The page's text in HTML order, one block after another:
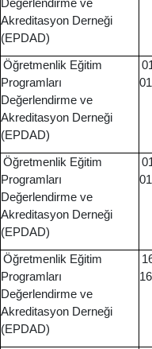
Değerlendirme ve
Akreditasyon Derneği
(EPDAD)
Öğretmenlik Eğitim
Programları
Değerlendirme ve
Akreditasyon Derneği
(EPDAD)
Öğretmenlik Eğitim
Programları
Değerlendirme ve
Akreditasyon Derneği
(EPDAD)
Öğretmenlik Eğitim
Programları
Değerlendirme ve
Akreditasyon Derneği
(EPDAD)